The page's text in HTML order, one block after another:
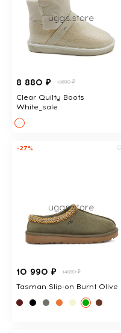
8 880 ₽ 13690 ₽
Clear Quilty Boots
White_sale
-27%
10 990 ₽ 14890 ₽
Tasman Slip-on Burnt Olive